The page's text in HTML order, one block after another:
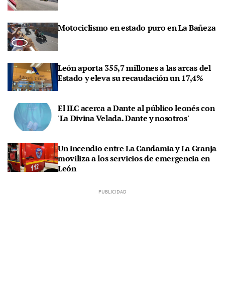
Motociclismo en estado puro en La Bañeza
León aporta 355,7 millones a las arcas del
Estado y eleva su recaudación un 17,4%
El ILC acerca a Dante al público leonés con
'La Divina Velada. Dante y nosotros'
Un incendio entre La Candamia y La Granja
moviliza a los servicios de emergencia en
León